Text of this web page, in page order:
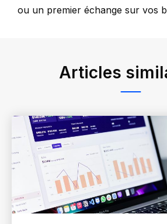
ou un premier échange sur vos
Articles